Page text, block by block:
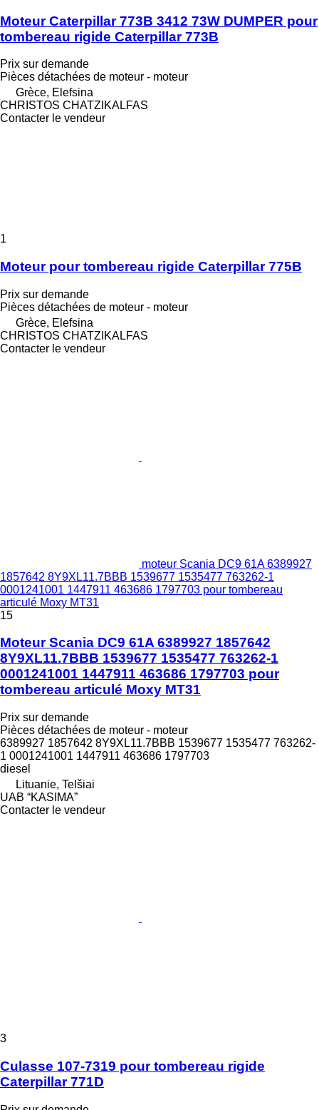
Moteur Caterpillar 773B 3412 73W DUMPER pour
tombereau rigide Caterpillar 773B
Prix sur demande
Pièces détachées de moteur - moteur
Grèce, Elefsina
CHRISTOS CHATZIKALFAS
Contacter le vendeur
1
Moteur pour tombereau rigide Caterpillar 775B
Prix sur demande
Pièces détachées de moteur - moteur
Grèce, Elefsina
CHRISTOS CHATZIKALFAS
Contacter le vendeur
moteur Scania DC9 61A 6389927
1857642 8Y9XL11.7BBB 1539677 1535477 763262-1
0001241001 1447911 463686 1797703 pour tombereau
articulé Moxy MT31
15
Moteur Scania DC9 61A 6389927 1857642
8Y9XL11.7BBB 1539677 1535477 763262-1
0001241001 1447911 463686 1797703 pour
tombereau articulé Moxy MT31
Prix sur demande
Pièces détachées de moteur - moteur
6389927 1857642 8Y9XL11.7BBB 1539677 1535477 763262-
1 0001241001 1447911 463686 1797703
diesel
Lituanie, Telšiai
UAB “KASIMA”
Contacter le vendeur
3
Culasse 107-7319 pour tombereau rigide
Caterpillar 771D